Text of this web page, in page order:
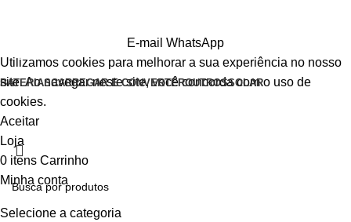
BATERIASCARREGAR E CONVERTEROUTROSSOLAR
E-mail WhatsApp
Utilizamos cookies para melhorar a sua experiência no nosso
site. Ao navegar neste site, você concorda com o uso de
cookies.
Aceitar
Selecione a categoria
Loja
0 itens Carrinho
Minha conta